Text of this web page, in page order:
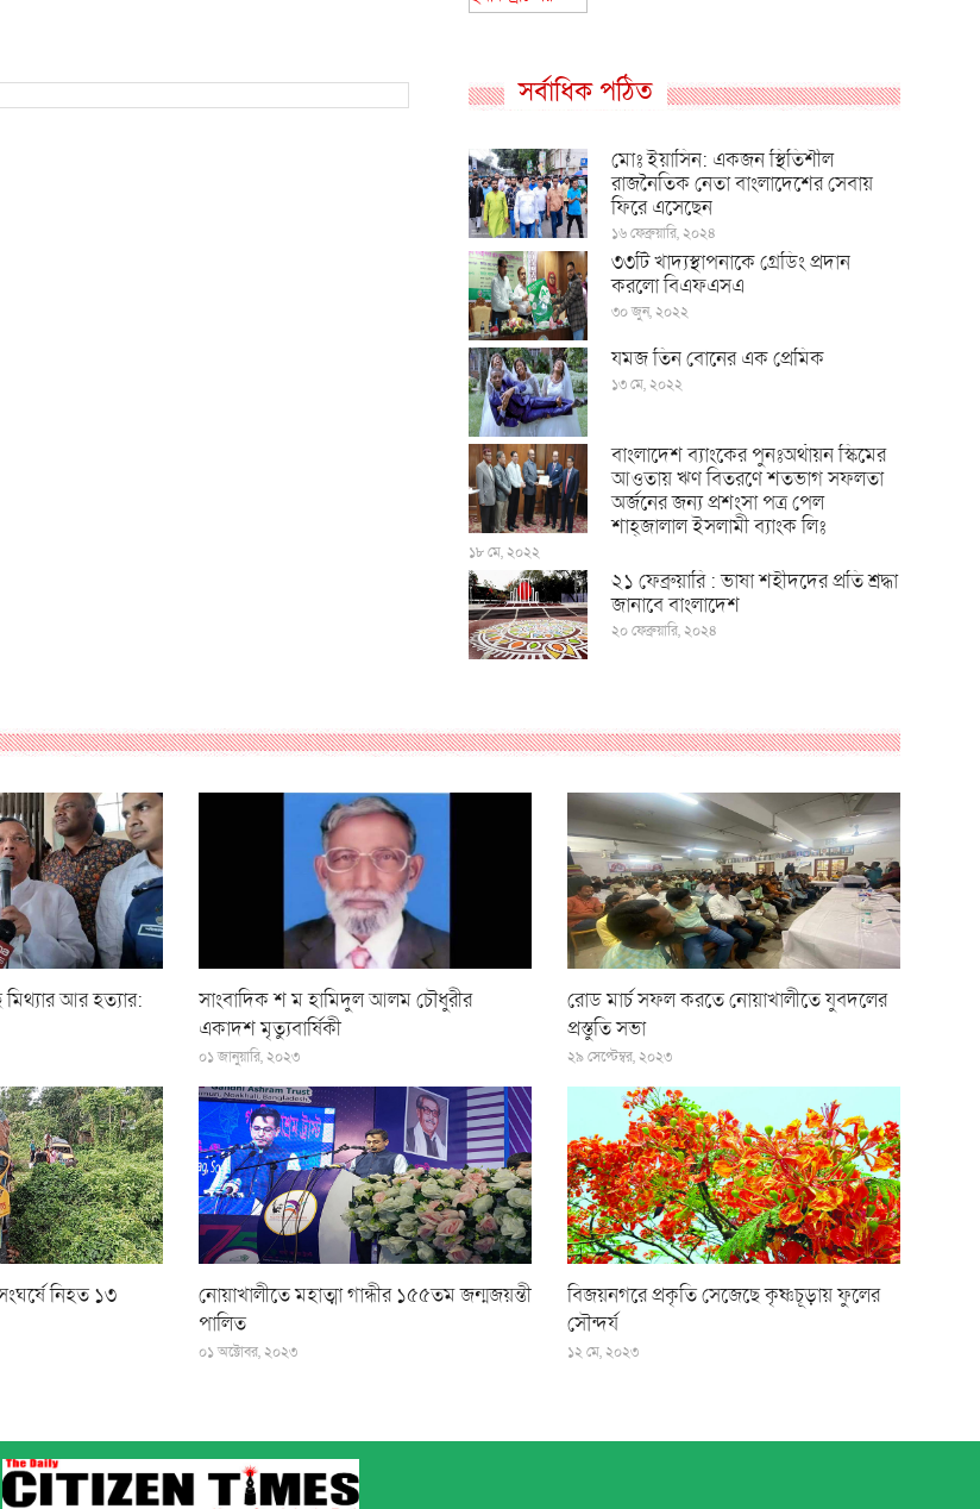
সর্বাধিক পঠিত
মোঃ ইয়াসিন: একজন স্থিতিশীল
রাজনৈতিক নেতা বাংলাদেশের সেবায়
ফিরে এসেছেন
১৬ ফেব্রুয়ারি, ২০২৪
৩৩টি খাদ্যস্থাপনাকে গ্রেডিং প্রদান
করলো বিএফএসএ
৩০ জুন, ২০২২
যমজ তিন বোনের এক প্রেমিক
১৩ মে, ২০২২
বাংলাদেশ ব্যাংকের পুনঃঅর্থায়ন স্কিমের
আওতায় ঋণ বিতরণে শতভাগ সফলতা
অর্জনের জন্য প্রশংসা পত্র পেল
শাহ্জালাল ইসলামী ব্যাংক লিঃ
১৮ মে, ২০২২
২১ ফেব্রুয়ারি : ভাষা শহীদদের প্রতি শ্রদ্ধা
জানাবে বাংলাদেশ
২০ ফেব্রুয়ারি, ২০২৪
মিথ্যার আর হত্যার:
সাংবাদিক শ ম হামিদুল আলম চৌধুরীর
একাদশ মৃত্যুবার্ষিকী
০১ জানুয়ারি, ২০২৩
রোড মার্চ সফল করতে নোয়াখালীতে যুবদলের
প্রস্তুতি সভা
২৯ সেপ্টেম্বর, ২০২৩
নিহত ১৩
নোয়াখালীতে মহাত্মা গান্ধীর ১৫৫তম জন্মজয়ন্তী
পালিত
০১ অক্টোবর, ২০২৩
বিজয়নগরে প্রকৃতি সেজেছে কৃষ্ণচূড়ায় ফুলের
সৌন্দর্য
১২ মে, ২০২৩